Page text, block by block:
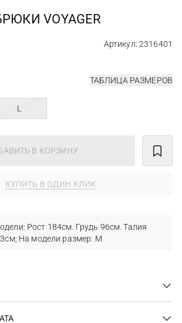
VOYAGER
Артикул: 2316401
ТАБЛИЦА РАЗМЕРОВ
L
В КОРЗИНУ
КУПИТЬ В ОДИН КЛИК
Рост 184см. Грудь 96см. Талия
На модели размер: M